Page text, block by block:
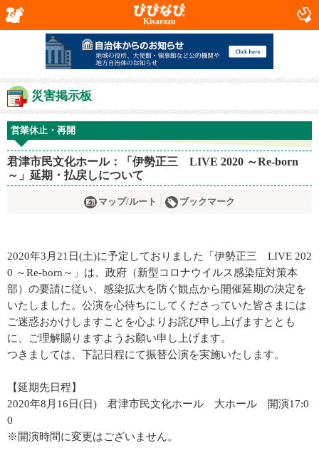
Kisarazu
災害掲示板
営業休止・再開
君津市民文化ホール：「伊勢正三 LIVE 2020 ～Re-born
～」延期・払戻しについて
マップ/ルート ブックマーク
2020年3月21日(土)に予定しておりました「伊勢正三 LIVE 202
0 ～Re-born～」は、政府（新型コロナウイルス感染症対策本
部）の要請に従い、感染拡大を防ぐ観点から開催延期の決定を
いたしました。公演を心待ちにしてくださっていた皆さまには
ご迷惑おかけしますことを心よりお詫び申し上げますととも
に、ご理解賜りますようお願い申し上げます。
つきましては、下記日程にて振替公演を実施いたします。
【延期先日程】
2020年8月16日(日) 君津市民文化ホール 大ホール 開演17:0
0
※開演時間に変更はございません。